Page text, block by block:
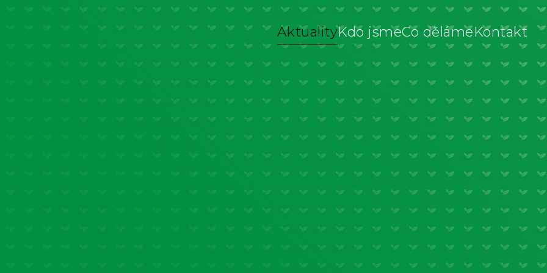
AktualityKdo jsmeCo dělámeKontakt